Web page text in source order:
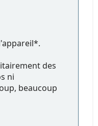
des
ni
beaucoup